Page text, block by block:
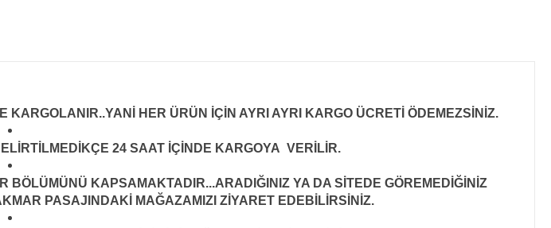
HER ÜRÜN İÇİN AYRI AYRI KARGO ÜCRETİ ÖDEMEZSİNİZ.
24 SAAT İÇİNDE KARGOYA VERİLİR.
KAPSAMAKTADIR...ARADIĞINIZ YA DA SİTEDE GÖREMEDİĞİNİZ
PASAJINDAKİ MAĞAZAMIZI ZİYARET EDEBİLİRSİNİZ.